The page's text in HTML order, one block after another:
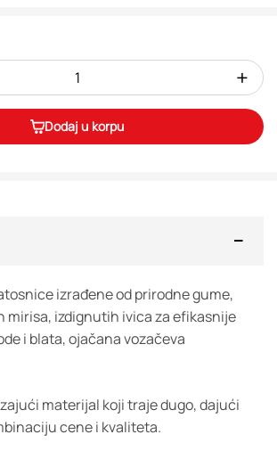
+
Dodaj u korpu
izrađene od prirodne gume,
mirisa, izdignutih ivica za efikasnije
i blata, ojačana vozačeva
materijal koji traje dugo, dajući
cene i kvaliteta.